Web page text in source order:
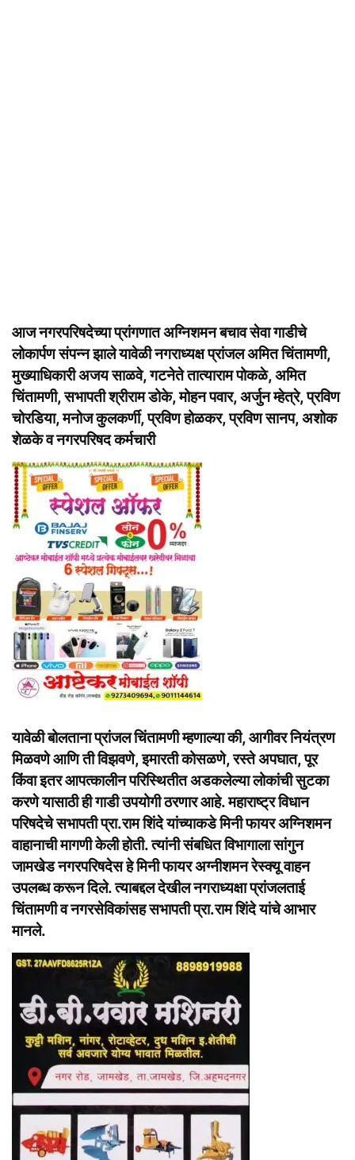
आज नगरपरिषदेच्या प्रांगणात अग्निशमन बचाव सेवा गाडीचे
लोकार्पण संपन्न झाले यावेळी नगराध्यक्ष प्रांजल अमित चिंतामणी,
मुख्याधिकारी अजय साळवे, गटनेते तात्याराम पोकळे, अमित
चिंतामणी, सभापती श्रीराम डोके, मोहन पवार, अर्जुन म्हेत्रे, प्रविण
चोरडिया, मनोज कुलकर्णी, प्रविण होळकर, प्रविण सानप, अशोक
शेळके व नगरपरिषद कर्मचारी
यावेळी बोलताना प्रांजल चिंतामणी म्हणाल्या की,आगीवर नियंत्रण
मिळवणे आणि ती विझवणे, इमारती कोसळणे, रस्ते अपघात, पूर
किंवा इतर आपत्कालीन परिस्थितीत अडकलेल्या लोकांची सुटका
करणे यासाठी ही गाडी उपयोगी ठरणार आहे. महाराष्ट्र विधान
परिषदेचे सभापती प्रा.राम शिंदे यांच्याकडे मिनी फायर अग्निशमन
वाहानाची मागणी केली होती. त्यांनी संबधित विभागाला सांगुन
जामखेड नगरपरिषदेस हे मिनी फायर अग्नीशमन रेस्क्यू वाहन
उपलब्ध करून दिले. त्याबद्दल देखील नगराध्यक्षा प्रांजलताई
चिंतामणी व नगरसेविकांसह सभापती प्रा.राम शिंदे यांचे आभार
मानले.